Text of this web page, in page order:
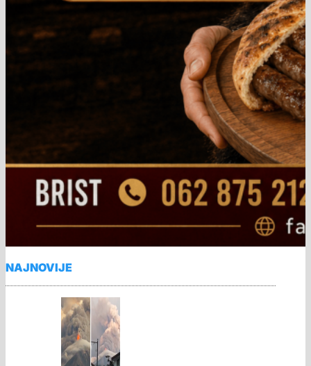
NAJNOVIJE